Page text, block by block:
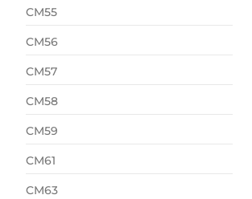
CM55
CM56
CM57
CM58
CM59
CM61
CM63